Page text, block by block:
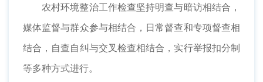
农村环境整治工作检查坚持明查与暗访相结合，
媒体监督与群众参与相结合，日常督查和专项督查相
结合，自查自纠与交叉检查相结合，实行举报扣分制
等多种方式进行。